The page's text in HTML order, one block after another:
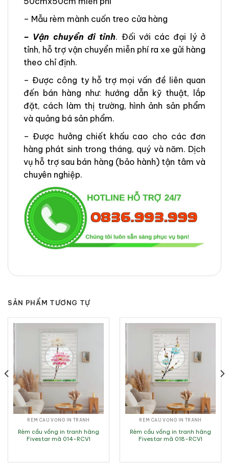
– Mẫu rèm mành cuốn treo cửa hàng
– Vận chuyển đi tỉnh. Đối với các đại lý ở
tỉnh, hỗ trợ vận chuyển miễn phí ra xe gửi hàng
theo chỉ định.
– Được công ty hỗ trợ mọi vấn đề liên quan
đến bán hàng như: hướng dẫn kỹ thuật, lắp
đặt, cách làm thị trường, hình ảnh sản phẩm
và quảng bá sản phẩm.
– Được hưởng chiết khấu cao cho các đơn
hàng phát sinh trong tháng, quý và năm. Dịch
vụ hỗ trợ sau bán hàng (bảo hành) tận tâm và
chuyên nghiệp.
SẢN PHẨM TƯƠNG TỰ
RÈM CẦU VỒNG IN TRANH
Rèm cầu vồng in tranh hãng
Fivestar mã 014-RCVI
RÈM CẦU VỒNG IN TRANH
Rèm cầu vồng in tranh hãng
Fivestar mã 018-RCVI